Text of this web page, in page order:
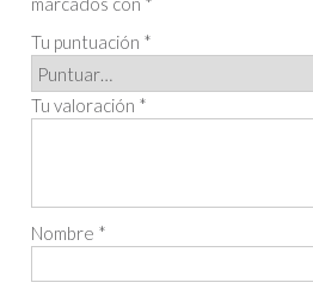
Tu puntuación *
Tu valoración *
Nombre *